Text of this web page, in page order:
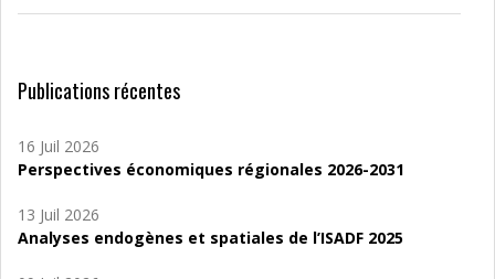
Publications récentes
16 Juil 2026
Perspectives économiques régionales 2026-2031
13 Juil 2026
Analyses endogènes et spatiales de l’ISADF 2025